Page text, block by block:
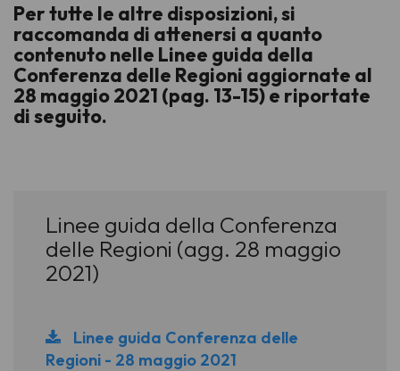
Per tutte le altre disposizioni, si
raccomanda di attenersi a quanto
contenuto nelle Linee guida della
Conferenza delle Regioni aggiornate al
28 maggio 2021 (pag. 13-15) e riportate
di seguito.
Linee guida della Conferenza
delle Regioni (agg. 28 maggio
2021)
Linee guida Conferenza delle
Regioni - 28 maggio 2021